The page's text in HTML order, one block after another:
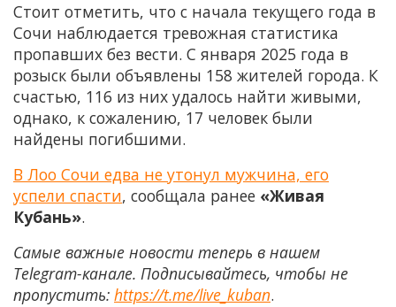
Стоит отметить, что с начала текущего года в
Сочи наблюдается тревожная статистика
пропавших без вести. С января 2025 года в
розыск были объявлены 158 жителей города. К
счастью, 116 из них удалось найти живыми,
однако, к сожалению, 17 человек были
найдены погибшими.
В Лоо Сочи едва не утонул мужчина, его
успели спасти, сообщала ранее «Живая
Кубань».
Самые важные новости теперь в нашем
Telegram-канале. Подписывайтесь, чтобы не
пропустить: https://t.me/live_kuban.